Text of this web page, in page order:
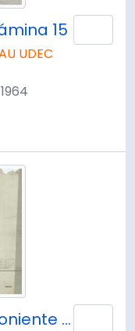
15
UDEC
1964
Alzados norponiente y poniente de la Casa del Arte José Clemente Orozco.